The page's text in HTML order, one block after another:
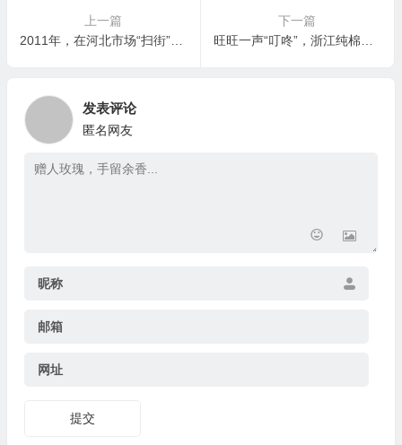
上一篇
2011年，在河北市场“扫街”时，发现并收购一批优质停产棉纱
下一篇
发表评论
匿名网友
昵称
邮箱
网址
提交